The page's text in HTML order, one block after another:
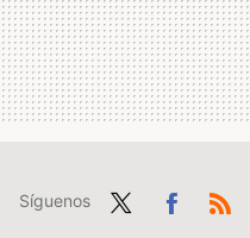
Síguenos